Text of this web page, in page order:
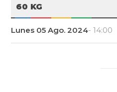
60 KG
Lunes 05 Ago. 2024- 14:00